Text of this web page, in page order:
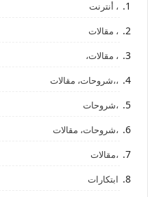
، أنترنت
، مقالات
، مقالات،
،،شروحات، مقالات
،شروحات
،شروحات، مقالات
،مقالات
ابتكارات